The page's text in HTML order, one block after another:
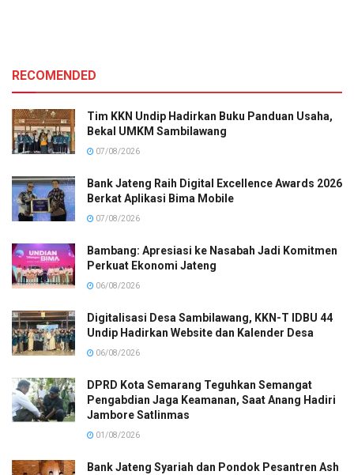
RECOMENDED
Tim KKN Undip Hadirkan Buku Panduan Usaha,
Bekal UMKM Sambilawang
07/08/2026
Bank Jateng Raih Digital Excellence Awards 2026
Berkat Aplikasi Bima Mobile
07/08/2026
Bambang: Apresiasi ke Nasabah Jadi Komitmen
Perkuat Ekonomi Jateng
06/08/2026
Digitalisasi Desa Sambilawang, KKN-T IDBU 44
Undip Hadirkan Website dan Kalender Desa
06/08/2026
DPRD Kota Semarang Teguhkan Semangat
Pengabdian Jaga Keamanan, Saat Anang Hadiri
Jambore Satlinmas
01/08/2026
Bank Jateng Syariah dan Pondok Pesantren Ash